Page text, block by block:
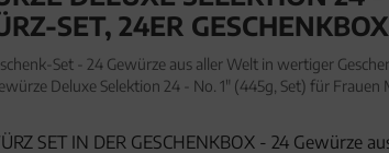
SET, 24ER
Set - 24 Gewürze aus aller Welt in wertiger
Deluxe Selektion 24 - No. 1" (445g, Set) für Frauen
SET IN DER GESCHENKBOX - 24 Gewürze